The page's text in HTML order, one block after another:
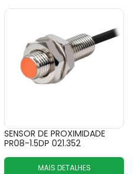
SENSOR DE PROXIMIDADE
PR08-1.5DP 021.352
MAIS DETALHES